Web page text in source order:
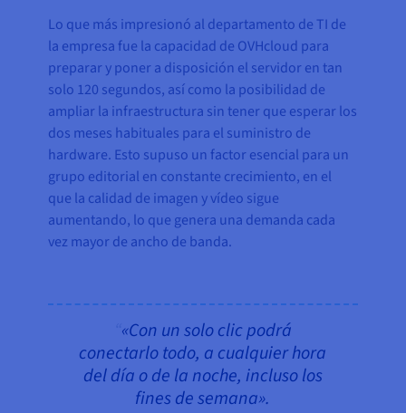
Lo que más impresionó al departamento de TI de
la empresa fue la capacidad de OVHcloud para
preparar y poner a disposición el servidor en tan
solo 120 segundos, así como la posibilidad de
ampliar la infraestructura sin tener que esperar los
dos meses habituales para el suministro de
hardware. Esto supuso un factor esencial para un
grupo editorial en constante crecimiento, en el
que la calidad de imagen y vídeo sigue
aumentando, lo que genera una demanda cada
vez mayor de ancho de banda.
«Con un solo clic podrá
conectarlo todo, a cualquier hora
del día o de la noche, incluso los
fines de semana».